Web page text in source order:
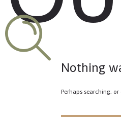
Nothing
Perhaps searching,